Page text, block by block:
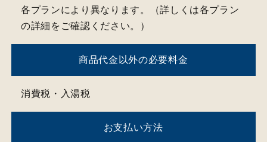
お客様からのご質問に人工知能が
いつでもお答えいたします。
各プランにより異なります。（詳しくは各プラン
の詳細をご確認ください。）
商品代金以外の必要料金
消費税・入湯税
お支払い方法